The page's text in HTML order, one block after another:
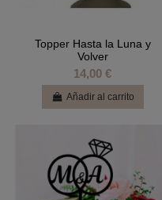
Topper Hasta la Luna y
Volver
14,00 €
Añadir al carrito